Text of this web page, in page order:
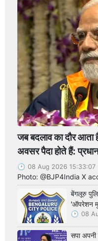
जब बदलाव का दौर आता
अवसर पैदा होते हैं:
08 Aug 2026 15:33:07
Photo: @BJP4India X
बेंगलूरु
'ऑपरेशन
08
सपा अपनी